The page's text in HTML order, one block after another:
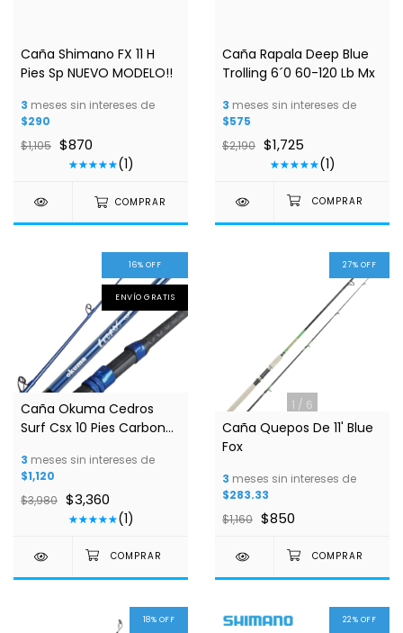
1/3
Caña Shimano FX 11 H
Pies Sp NUEVO MODELO!!
3 meses sin intereses de
$290
$1,105 $870
(1)
COMPRAR
1/ 5
Caña Rapala Deep Blue
Trolling 6´0 60-120 Lb Mx
3 meses sin intereses de
$575
$2,190 $1,725
(1)
1/ 4
16% OFF
ENVÍO GRATIS
Caña Okuma Cedros
Surf Csx 10 Pies Carbono
3 meses sin intereses de
$1,120
$3,980 $3,360
(1)
1 / 6
27% OFF
Caña Quepos De 11' Blue
Fox
3 meses sin intereses de
$283.33
$1,160 $850
18% OFF 22% OFF